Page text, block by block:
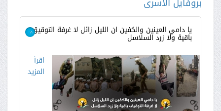
يا دامي العينين والكفين ان الليل زائل لا غرفة التوقيق
باقية ولا زرد السلاسل >
اقرأ
المزيد